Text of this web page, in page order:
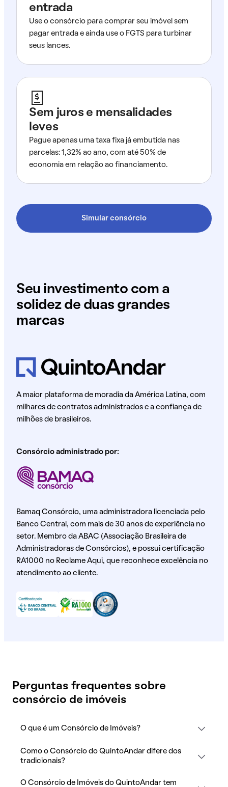
entrada
Use o consórcio para comprar seu imóvel sem
pagar entrada e ainda use o FGTS para turbinar
seus lances.
Sem juros e mensalidades
leves
Pague apenas uma taxa fixa já embutida nas
parcelas: 1,32% ao ano, com até 50% de
economia em relação ao financiamento.
Simular consórcio
Seu investimento com a
solidez de duas grandes
marcas
A maior plataforma de moradia da América Latina, com
milhares de contratos administrados e a confiança de
milhões de brasileiros.
Consórcio administrado por:
Bamaq Consórcio, uma administradora licenciada pelo
Banco Central, com mais de 30 anos de experiência no
setor. Membro da ABAC (Associação Brasileira de
Administradoras de Consórcios), e possui certificação
RA1000 no Reclame Aqui, que reconhece excelência no
atendimento ao cliente.
Perguntas frequentes sobre
consórcio de imóveis
O que é um Consórcio de Imóveis?
Como o Consórcio do QuintoAndar difere dos
tradicionais?
O Consórcio de Imóveis do QuintoAndar tem